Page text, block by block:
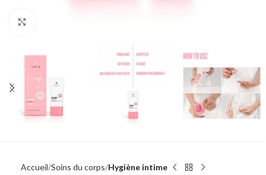
Accueil Soins du corps Hygiène intime